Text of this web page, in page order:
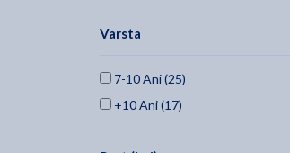
Varsta
7-10 Ani (25)
+10 Ani (17)